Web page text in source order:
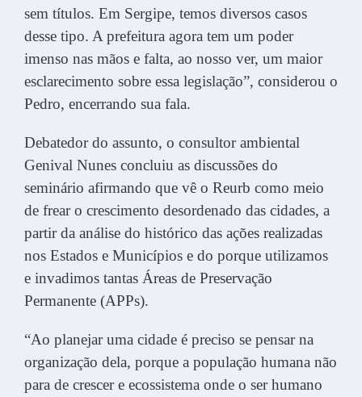
sem títulos. Em Sergipe, temos diversos casos
desse tipo. A prefeitura agora tem um poder
imenso nas mãos e falta, ao nosso ver, um maior
esclarecimento sobre essa legislação”, considerou o
Pedro, encerrando sua fala.
Debatedor do assunto, o consultor ambiental
Genival Nunes concluiu as discussões do
seminário afirmando que vê o Reurb como meio
de frear o crescimento desordenado das cidades, a
partir da análise do histórico das ações realizadas
nos Estados e Municípios e do porque utilizamos
e invadimos tantas Áreas de Preservação
Permanente (APPs).
“Ao planejar uma cidade é preciso se pensar na
organização dela, porque a população humana não
para de crescer e ecossistema onde o ser humano